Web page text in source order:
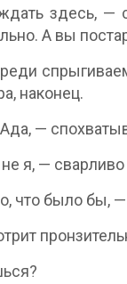
здесь, —
А вы
наконец.
—
я, —
что было бы, —